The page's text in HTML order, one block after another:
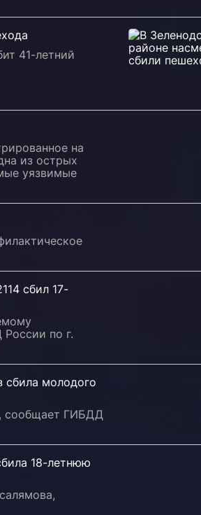
41-летний
на
из острых
уязвимые
сбил 17-
по г.
сбила молодого
сообщает ГИБДД
18-летнюю